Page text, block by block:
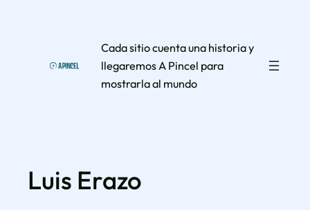
Cada sitio cuenta una historia y
llegaremos A Pincel para
mostrarla al mundo
Luis Erazo